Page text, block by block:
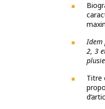
Idem
2, 3
Titre